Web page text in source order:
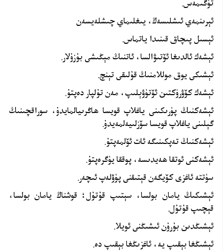
تۈگىمەس.
ئېرىنمەي ئىشلىسەڭ، يىغلىماي چىشلەيسەن
ئېسىل پىچاق قىنىدا ياتماس.
ئېشەك ئالدىغا ئۆتىۋالسا، ئاتنىڭ مېڭىشى بۇزۇلار.
ئېشىكى يوق موللامنىڭ قۇلىقى تېنچ.
ئېشەك كۆۋرۈكتىن ئۆتۈۋېلىپ، مەن تۇلپار دەپتۇ.
ئېشەكنىڭ پۈرىكىنى ياغلاپ قويسا ھاڭرىيالمايدۇ، سوراقچىنىڭ
گېلىنى ياغلاپ قويسا سۆزلىيەلمەيدۇ.
ئېشەكنىڭ تەپكىنىگە ئات ئۆلمەپتۇ.
ئېشەكنى ئوتقا ھەيدىسە، پوققا يۈگرەپتۇ.
سۈتتە ئاغزى كۆيگەن قېتىقنى پۈۋلەپ ئىچەر.
ئېشىكىڭ يامان بولسا، سېتىپ قۇتۇل؛ قوشناڭ يامان بولسا،
قېچىپ قۇتۇل.
ئېشىڭدىن بۇرۇن ئىشىڭنى ئويلا.
ئېشىڭغا بېقىپ يە، ئاغزىڭغا بېقىپ دە.